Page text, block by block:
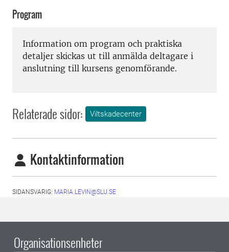
Program
Information om program och praktiska
detaljer skickas ut till anmälda deltagare i
anslutning till kursens genomförande.
Relaterade sidor: Viltskadecenter
Kontaktinformation
SIDANSVARIG: MARIA.LEVIN@SLU.SE
Organisationsenheter